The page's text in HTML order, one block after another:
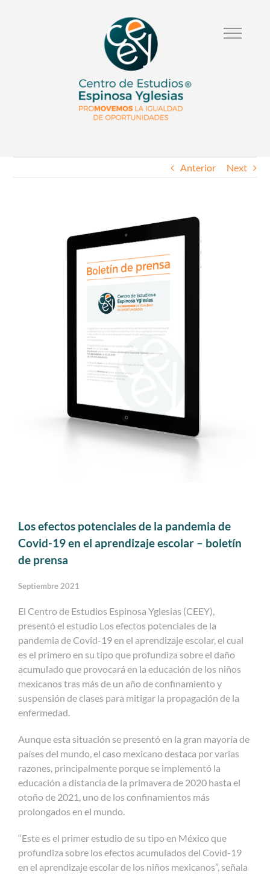
Anterior Next
Los efectos potenciales de la pandemia de
Covid-19 en el aprendizaje escolar – boletín
de prensa
Septiembre 2021
El Centro de Estudios Espinosa Yglesias (CEEY),
presentó el estudio Los efectos potenciales de la
pandemia de Covid-19 en el aprendizaje escolar, el cual
es el primero en su tipo que profundiza sobre el daño
acumulado que provocará en la educación de los niños
mexicanos tras más de un año de confinamiento y
suspensión de clases para mitigar la propagación de la
enfermedad.
Aunque esta situación se presentó en la gran mayoría de
países del mundo, el caso mexicano destaca por varias
razones, principalmente porque se implementó la
educación a distancia de la primavera de 2020 hasta el
otoño de 2021, uno de los confinamientos más
prolongados en el mundo.
“Este es el primer estudio de su tipo en México que
profundiza sobre los efectos acumulados del Covid-19
en el aprendizaje escolar de los niños mexicanos”, señala